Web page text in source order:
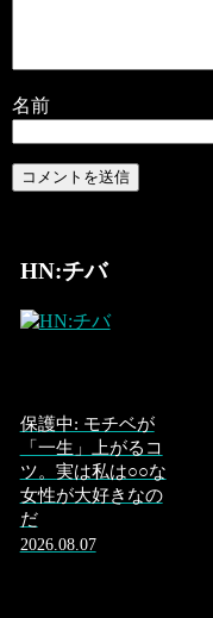
名前
HN:チバ
保護中: モチベが
「一生」上がるコ
ツ。実は私は○○な
女性が大好きなの
だ
2026.08.07